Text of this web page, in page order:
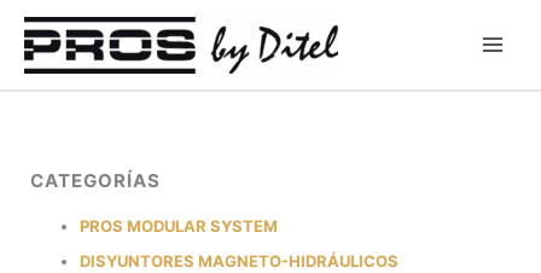
contenido
CATEGORÍAS
PROS MODULAR SYSTEM
DISYUNTORES MAGNETO-HIDRÁULICOS